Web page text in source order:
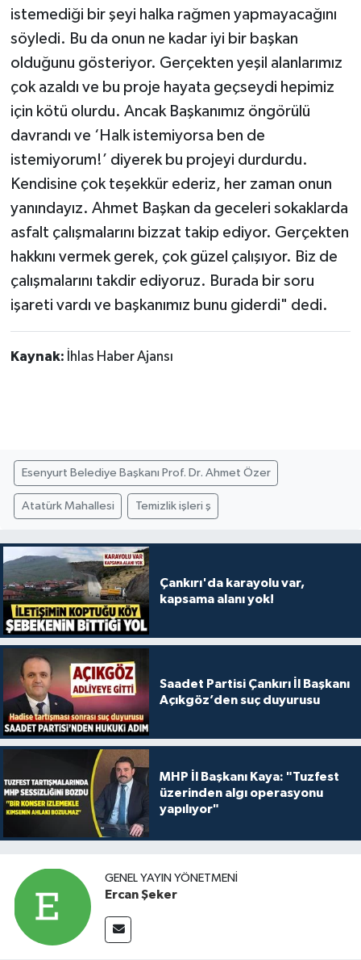
istemediği bir şeyi halka rağmen yapmayacağını
söyledi. Bu da onun ne kadar iyi bir başkan
olduğunu gösteriyor. Gerçekten yeşil alanlarımız
çok azaldı ve bu proje hayata geçseydi hepimiz
için kötü olurdu. Ancak Başkanımız öngörülü
davrandı ve ‘Halk istemiyorsa ben de
istemiyorum!’ diyerek bu projeyi durdurdu.
Kendisine çok teşekkür ederiz, her zaman onun
yanındayız. Ahmet Başkan da geceleri sokaklarda
asfalt çalışmalarını bizzat takip ediyor. Gerçekten
hakkını vermek gerek, çok güzel çalışıyor. Biz de
çalışmalarını takdir ediyoruz. Burada bir soru
işareti vardı ve başkanımız bunu giderdi" dedi.
Kaynak: İhlas Haber Ajansı
Esenyurt Belediye Başkanı Prof. Dr. Ahmet Özer
Atatürk Mahallesi Temizlik işleri ş
Çankırı'da karayolu var,
kapsama alanı yok!
Saadet Partisi Çankırı İl Başkanı
Açıkgöz’den suç duyurusu
MHP İl Başkanı Kaya: "Tuzfest
üzerinden algı operasyonu
yapılıyor"
GENEL YAYIN YÖNETMENI
Ercan Şeker